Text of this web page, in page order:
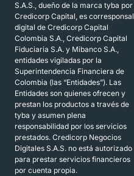
S.A.S., dueño de la marca tyba por
Credicorp Capital, es corresponsal
digital de Credicorp Capital
Colombia S.A., Credicorp Capital
Fiduciaria S.A. y Mibanco S.A.,
entidades vigiladas por la
Superintendencia Financiera de
Colombia (las “Entidades”). Las
Entidades son quienes ofrecen y
prestan los productos a través de
tyba y asumen plena
responsabilidad por los servicios
prestados. Credicorp Negocios
Digitales S.A.S. no está autorizado
para prestar servicios financieros
por cuenta propia.